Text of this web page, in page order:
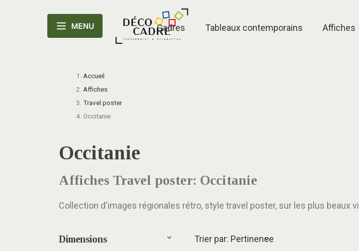
Cadres Tableaux contemporains Affiches
Accueil
Affiches
Travel poster
Occitanie
Occitanie
Affiches Travel poster: Occitanie
Collection d'images régionales rétro, style travel poster, sur les plus beaux
Dimensions Trier par: Pertinence